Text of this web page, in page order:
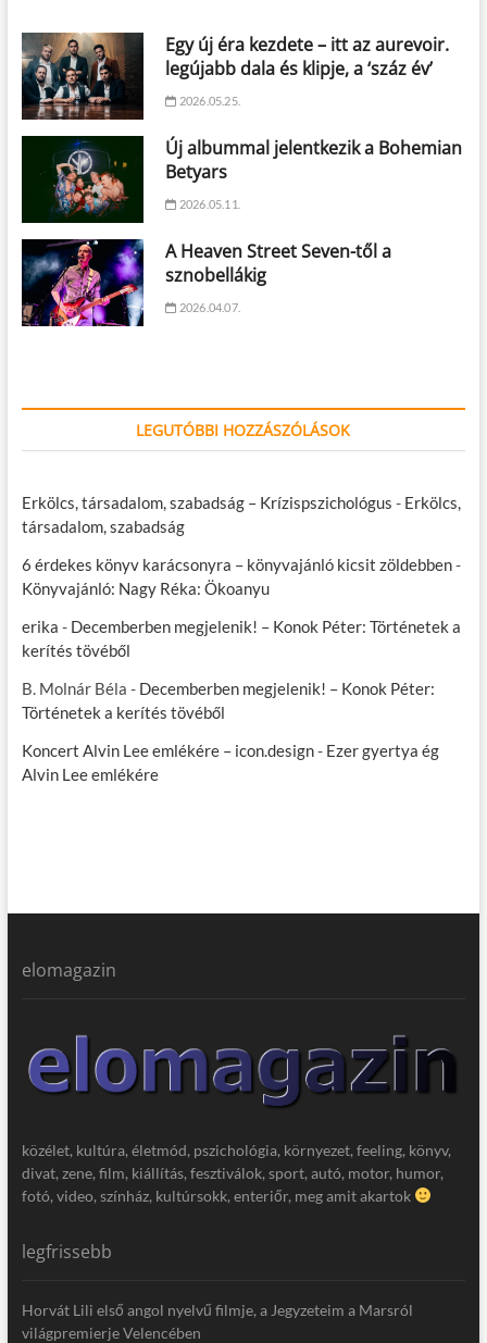
Egy új éra kezdete – itt az aurevoir.
legújabb dala és klipje, a ‘száz év’
2026.05.25.
Új albummal jelentkezik a Bohemian
Betyars
2026.05.11.
A Heaven Street Seven-től a
sznobellákig
2026.04.07.
LEGUTÓBBI HOZZÁSZÓLÁSOK
Erkölcs, társadalom, szabadság – Krízispszichológus - Erkölcs,
társadalom, szabadság
6 érdekes könyv karácsonyra – könyvajánló kicsit zöldebben-
Könyvajánló: Nagy Réka: Ökoanyu
erika - Decemberben megjelenik! – Konok Péter: Történetek a
kerítés tövéből
B. Molnár Béla - Decemberben megjelenik! – Konok Péter:
Történetek a kerítés tövéből
Koncert Alvin Lee emlékére – icon.design- Ezer gyertya ég
Alvin Lee emlékére
elomagazin
közélet, kultúra, életmód, pszichológia, környezet, feeling, könyv,
divat, zene, film, kiállítás, fesztiválok, sport, autó, motor, humor,
fotó, video, színház, kultúrsokk, enteriőr, meg amit akartok
legfrissebb
Horvát Lili első angol nyelvű filmje, a Jegyzeteim a Marsról
világpremierje Velencében